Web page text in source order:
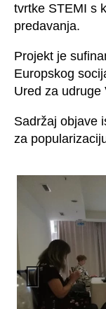
tvrtke STEMI s
predavanja.
Projekt je
Europskog
Ured za udruge
Sadržaj objave
za
Prev